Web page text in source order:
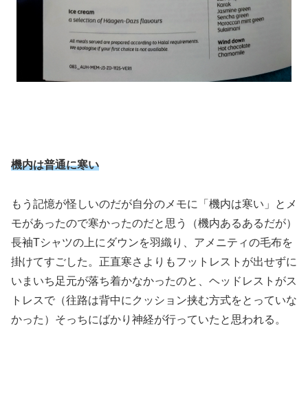
機内は普通に寒い
もう記憶が怪しいのだが自分のメモに「機内は寒い」とメ
モがあったので寒かったのだと思う（機内あるあるだが）
長袖Tシャツの上にダウンを羽織り、アメニティの毛布を
掛けてすごした。正直寒さよりもフットレストが出せずに
いまいち足元が落ち着かなかったのと、ヘッドレストがス
トレスで（往路は背中にクッション挟む方式をとっていな
かった）そっちにばかり神経が行っていたと思われる。